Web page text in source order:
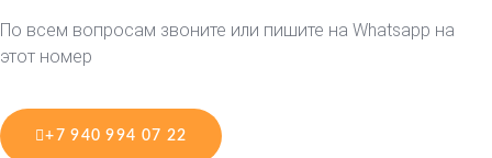
По всем вопросам звоните или пишите на Whatsapp на
этот номер
+7 940 994 07 22